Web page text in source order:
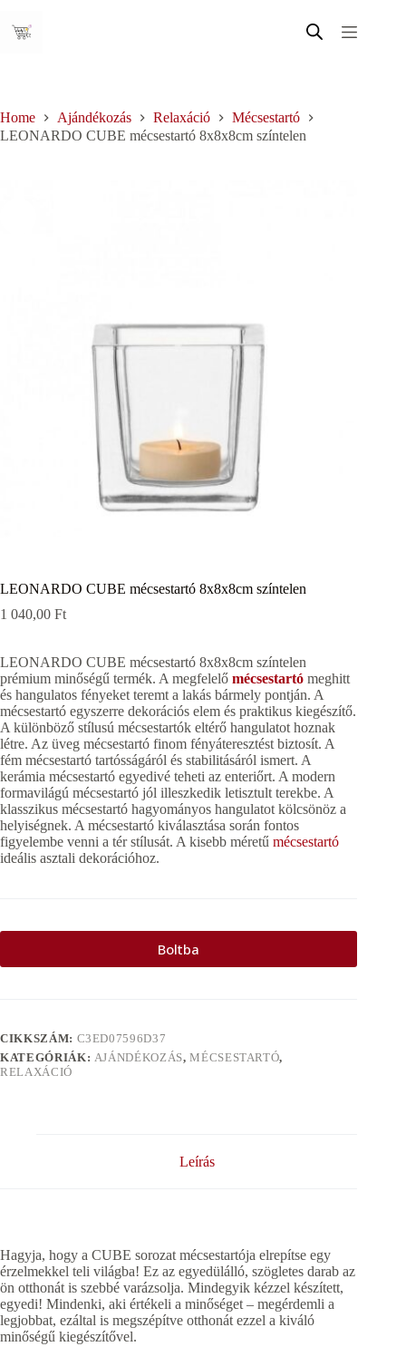
content
Home Ajándékozás Relaxáció
Mécsestartó
LEONARDO CUBE mécsestartó 8x8x8cm színtelen
LEONARDO CUBE mécsestartó 8x8x8cm színtelen
1 040,00 Ft
LEONARDO CUBE mécsestartó 8x8x8cm színtelen
prémium minőségű termék. A megfelelő mécsestartó meghitt
és hangulatos fényeket teremt a lakás bármely pontján. A
mécsestartó egyszerre dekorációs elem és praktikus kiegészítő.
A különböző stílusú mécsestartók eltérő hangulatot hoznak
létre. Az üveg mécsestartó finom fényáteresztést biztosít. A
fém mécsestartó tartósságáról és stabilitásáról ismert. A
kerámia mécsestartó egyedivé teheti az enteriőrt. A modern
formavilágú mécsestartó jól illeszkedik letisztult terekbe. A
klasszikus mécsestartó hagyományos hangulatot kölcsönöz a
helyiségnek. A mécsestartó kiválasztása során fontos
figyelembe venni a tér stílusát. A kisebb méretű mécsestartó
ideális asztali dekorációhoz.
Boltba
CIKKSZÁM: C3ED07596D37
KATEGÓRIÁK: AJÁNDÉKOZÁS,MÉCSESTARTÓ,
RELAXÁCIÓ
Leírás
Hagyja, hogy a CUBE sorozat mécsestartója elrepítse egy
érzelmekkel teli világba! Ez az egyedülálló, szögletes darab az
ön otthonát is szebbé varázsolja. Mindegyik kézzel készített,
egyedi! Mindenki, aki értékeli a minőséget – megérdemli a
legjobbat, ezáltal is megszépítve otthonát ezzel a kiváló
minőségű kiegészítővel.